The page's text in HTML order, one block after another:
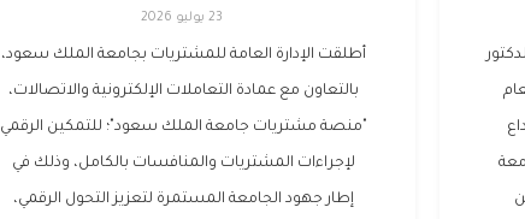
23 يوليو 2026
أطلقت الإدارة العامة للمشتريات بجامعة الملك سعود،
بالتعاون مع عمادة التعاملات الإلكترونية والاتصالات،
"منصة مشتريات جامعة الملك سعود"؛ للتمكين الرقمي
لإجراءات المشتريات والمنافسات بالكامل، وذلك في
إطار جهود الجامعة المستمرة لتعزيز التحول الرقمي،